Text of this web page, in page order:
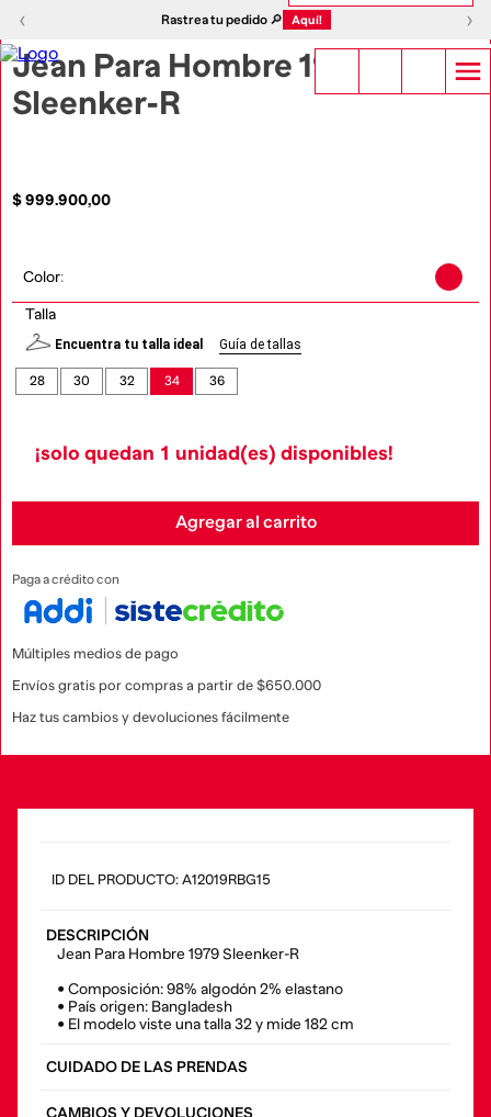
‹ Rastrea tu pedido 🔎 Aquí! ›
‹ ›
Jean Para Hombre 1979
Sleenker-R
$999.900,00
Color:
Talla
Encuentra tu talla ideal Guía de tallas
28 30 32 34 36
¡solo quedan 1 unidad(es) disponibles!
Agregar al carrito
Paga a crédito con
Múltiples medios de pago
Envíos gratis por compras a partir de $650.000
Haz tus cambios y devoluciones fácilmente
: A12019RBG15
DESCRIPCIÓN
Jean Para Hombre 1979 Sleenker-R
• Composición: 98% algodón 2% elastano
• País origen: Bangladesh
• El modelo viste una talla 32 y mide 182 cm
CUIDADO DE LAS PRENDAS
CAMBIOS Y DEVOLUCIONES